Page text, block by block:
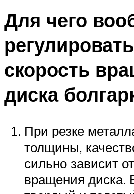
Для чего
регулировать
скорость
диска
При резке
толщины,
сильно зависит
вращения диска.